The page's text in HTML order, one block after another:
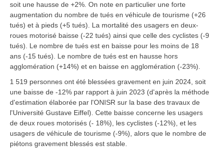
soit une hausse de +2%. On note en particulier une forte
augmentation du nombre de tués en véhicule de tourisme (+26
tués) et à pieds (+5 tués). La mortalité des usagers en deux-
roues motorisé baisse (-22 tués) ainsi que celle des cyclistes (-9
tués). Le nombre de tués est en baisse pour les moins de 18
ans (-15 tués). Le nombre de tués est en hausse hors
agglomération (+14%) et en baisse en agglomération (-23%).
1 519 personnes ont été blessées gravement en juin 2024, soit
une baisse de -12% par rapport à juin 2023 (d'après la méthode
d'estimation élaborée par l'ONISR sur la base des travaux de
l'Université Gustave Eiffel). Cette baisse concerne les usagers
de deux roues motorisés (- 18%), les cyclistes (-12%), et les
usagers de véhicule de tourisme (-9%), alors que le nombre de
piétons gravement blessés est stable.